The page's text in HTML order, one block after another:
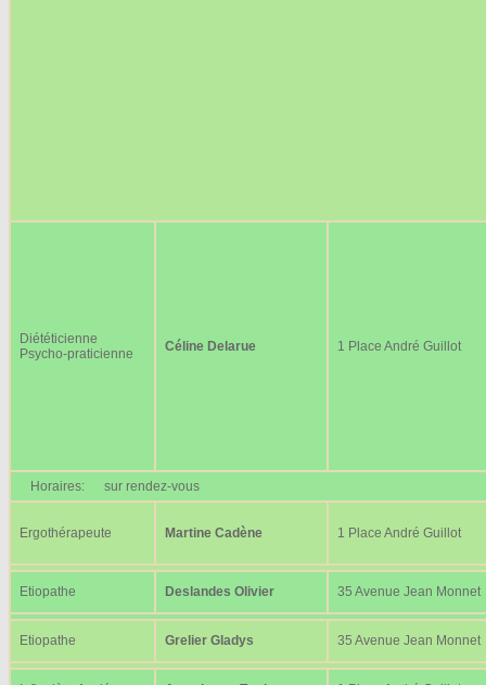
Diététicienne
Psycho-praticienne
Céline Delarue 1 Place André Guillot
Horaires: sur rendez-vous
Ergothérapeute Martine Cadène 1 Place André Guillot
Etiopathe Deslandes Olivier 35 Avenue Jean Monnet
Etiopathe Grelier Gladys 35 Avenue Jean Monnet